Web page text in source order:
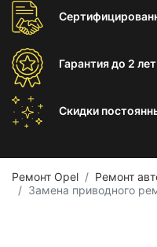
Гарантиядо 2 лет
Скидки
Ремонт Opel
Ремонт
Замена приводного